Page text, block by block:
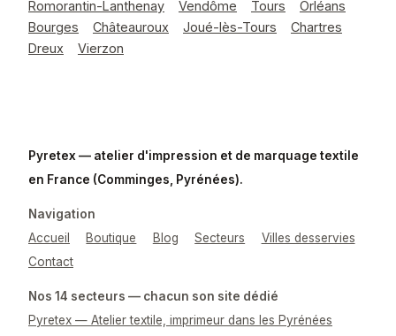
Romorantin-Lanthenay Vendôme Tours
Orléans
Bourges
Châteauroux Joué-lès-Tours
Chartres
Dreux
Vierzon
Pyretex — atelier d'impression et de marquage textile
en France (Comminges, Pyrénées).
Navigation
Accueil
Boutique Blog Secteurs
Villes desservies
Contact
Nos 14 secteurs — chacun son site dédié
Pyretex — Atelier textile, imprimeur dans les Pyrénées